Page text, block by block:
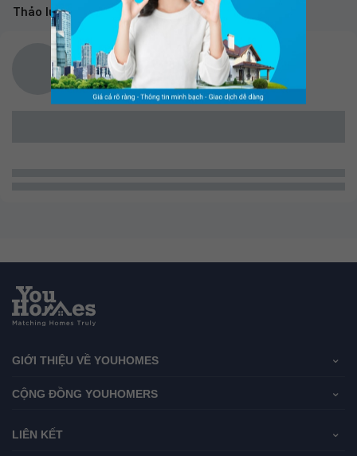
Thảo luận mới nhất
GIỚI THIỆU VỀ YOUHOMES
CỘNG ĐỒNG YOUHOMERS
LIÊN KẾT